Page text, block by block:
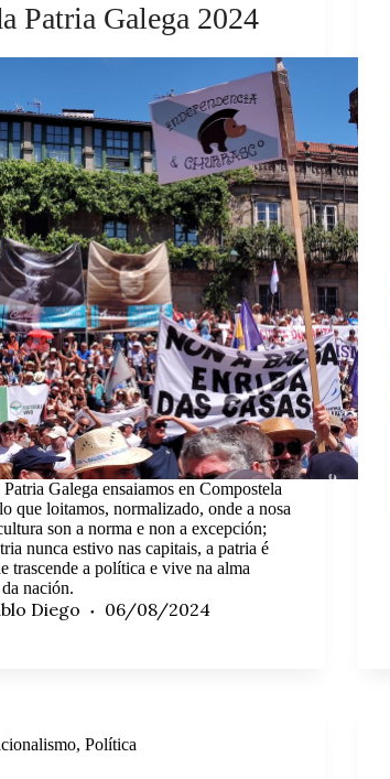
Patria Galega 2024
Galega ensaiamos en Compostela
que loitamos, normalizado, onde a nosa
son a norma e non a excepción;
nunca estivo nas capitais, a patria é
trascende a política e vive na alma
nación.
Diego 06/08/2024
,Política